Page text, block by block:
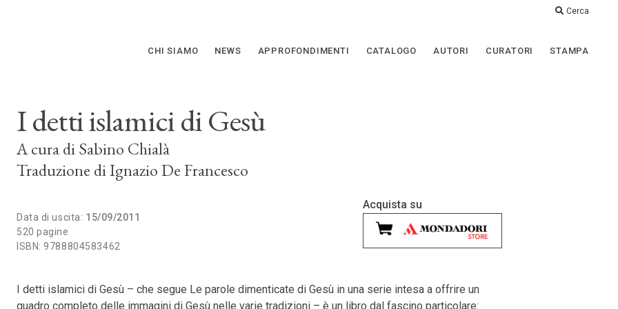
CHI SIAMO NEWS APPROFONDIMENTI CATALOGO AUTORI CURATORI STAMPA
Cerca
I detti islamici di Gesù
A cura diSabino Chialà
Traduzione diIgnazio De Francesco
Data di uscita: 15/09/2011
520 pagine
ISBN: 9788804583462
Acquista su
I detti islamici di Gesù – che segue Le parole dimenticate di Gesù in una serie intesa a offrire un
quadro completo delle immagini di Gesù nelle varie tradizioni – è un libro dal fascino particolare: